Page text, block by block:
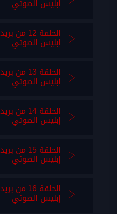
إبليس الصوتي
الحلقة 12 من بريد
إبليس الصوتي
الحلقة 13 من بريد
إبليس الصوتي
الحلقة 14 من بريد
إبليس الصوتي
الحلقة 15 من بريد
إبليس الصوتي
الحلقة 16 من بريد
إبليس الصوتي